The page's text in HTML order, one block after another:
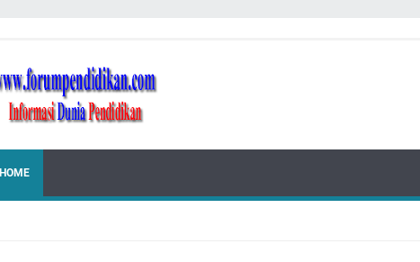
HOME